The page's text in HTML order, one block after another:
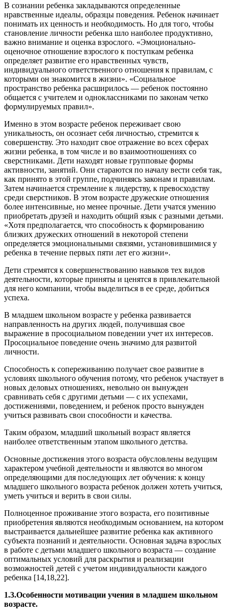
В сознании ребенка закладываются определенные
нравственные идеалы, образцы поведения. Ребенок начинает
понимать их ценность и необходимость. Но для того, что­бы
становление личности ребенка шло наиболее продуктивно,
важно внимание и оценка взрослого. «Эмоционально-
оценочное отношение взрослого к поступкам ребенка
определяет развитие его нравственных чувств,
индивидуального ответственного отношения к правилам, с
которыми он знакомится в жизни». «Социальное
пространство ребенка расширилось — ребенок постоянно
общается с учителем и одноклассниками по законам четко
формулируемых правил».
Именно в этом возрасте ребенок переживает свою
уникальность, он осознает себя личностью, стремится к
совершенству. Это находит свое отражение во всех сферах
жизни ребенка, в том числе и во взаимоотношениях со
сверстниками. Дети находят новые групповые формы
активности, занятий. Они стараются по началу вести себя так,
как принято в этой группе, подчиняясь законам и правилам.
Затем начинается стремление к лидерству, к превосходству
среди сверстников. В этом возрасте дружеские отношения
более интенсивные, но менее прочные. Дети учатся умению
приобретать друзей и находить общий язык с разными детьми.
«Хотя предполагается, что способность к формированию
близких дружеских отношений в некоторой степени
определяется эмоциональными связями, установившимися у
ребенка в течение первых пяти лет его жизни».
Дети стремятся к совершенствованию навыков тех видов
деятельности, которые приняты и ценятся в привлекательной
для него компании, чтобы выделиться в ее среде, добиться
успеха.
В младшем школьном возрасте у ребенка развивается
направленность на других людей, получившая свое
выражение в просоциальном поведении учет их интересов.
Просоциальное поведение очень значимо для развитой
личности.
Способность к сопереживанию получает свое развитие в
условиях школьного обучения потому, что ребенок участвует в
новых деловых отношениях, невольно он вынужден
сравнивать себя с другими детьми — с их успехами,
достижениями, поведением, и ребенок просто вынужден
учиться развивать свои способности и качества.
Таким образом, младший школьный возраст является
наиболее ответственным этапом школьного детства.
Основные достижения этого возраста обусловлены ведущим
характером учебной деятельности и являются во многом
определяющими для последующих лет обучения: к концу
младшего школьного возраста ребенок должен хотеть учиться,
уметь учиться и верить в свои силы.
Полноценное проживание этого возраста, его позитивные
приобретения являются необходимым основанием, на котором
выстраивается дальнейшее развитие ребенка как активного
субъекта познаний и деятельности. Основная задача взрослых
в работе с детьми младшего школьного возраста — создание
оптимальных условий для раскрытия и реализации
возможностей детей с учетом индивидуальности каждого
ребенка [14,18,22].
1.3.Особенности мотивации учения в младшем школьном
возрасте.